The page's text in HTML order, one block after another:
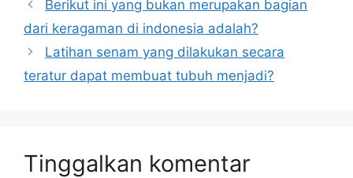
Berikut ini yang bukan merupakan bagian
dari keragaman di indonesia adalah?
Latihan senam yang dilakukan secara
teratur dapat membuat tubuh menjadi?
Tinggalkan komentar